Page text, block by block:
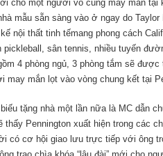
cho một người vô cùng may mắn tại
mẫu sẵn sàng vào ở ngay do
nội thất tinh tếmang phong cách
sân tennis, nhiều tuyến
4 phòng ngủ, 3 phòng tắm sẽ
may mắn lọt vào vòng chung kết tại
tặng nhà một lần nữa là MC dẫn
thấy Pennington xuất hiện trong các
có cơ hội giao lưu trực tiếp với ông